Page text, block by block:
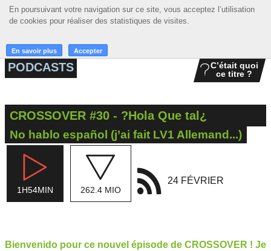
En poursuivant votre navigation sur ce site, vous acceptez l’utilisation
de cookies pour réaliser des statistiques de visites.
En savoir plus Accepter
En poursuivant votre navigation sur ce site, vous acceptez l’utilisation
de cookies pour réaliser des statistiques de visites.
En savoir plus Accepter
☰ MENU
ACCUEIL
ACTIONS
PODCASTS
C’était quoi
ce titre ?
CROSSOVER #30 - ?Hola Que tal¿
No hablo español (j’ai fait LV1 Allemand...)
1H54MIN 262.4 MIO
24 FÉVRIER
Bienvenido pour ce nouvel épisode de CROSSOVER ! Je